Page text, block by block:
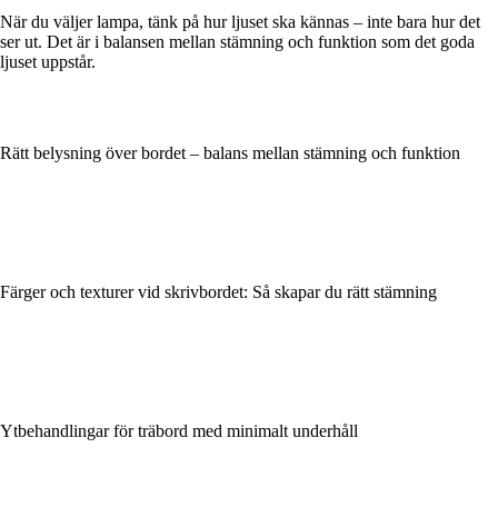
När du väljer lampa, tänk på hur ljuset ska kännas – inte bara hur det
ser ut. Det är i balansen mellan stämning och funktion som det goda
ljuset uppstår.
Rätt belysning över bordet – balans mellan stämning och funktion
Färger och texturer vid skrivbordet: Så skapar du rätt stämning
Ytbehandlingar för träbord med minimalt underhåll